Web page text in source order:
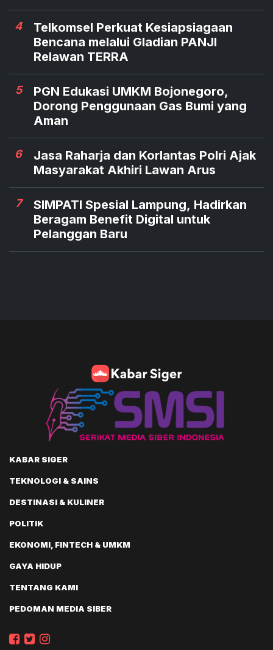
4
Telkomsel Perkuat Kesiapsiagaan
Bencana melalui Gladian PANJI
Relawan TERRA
5
PGN Edukasi UMKM Bojonegoro,
Dorong Penggunaan Gas Bumi yang
Aman
6
Jasa Raharja dan Korlantas Polri Ajak
Masyarakat Akhiri Lawan Arus
7
SIMPATI Spesial Lampung, Hadirkan
Beragam Benefit Digital untuk
Pelanggan Baru
KABAR SIGER
TEKNOLOGI & SAINS
DESTINASI & KULINER
POLITIK
EKONOMI, FINTECH & UMKM
GAYA HIDUP
TENTANG KAMI
PEDOMAN MEDIA SIBER